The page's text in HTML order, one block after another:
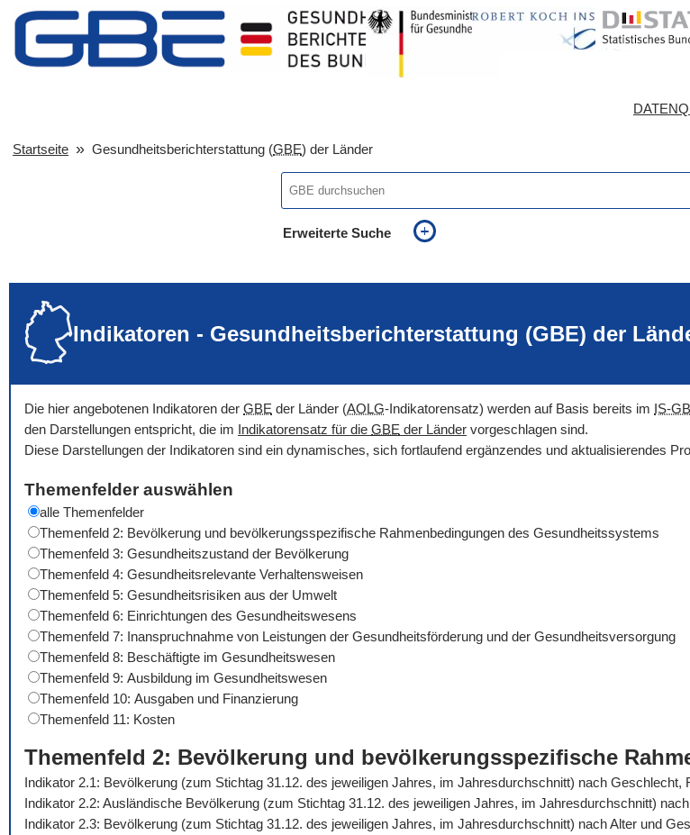
Startseite Gesundheitsberichterstattung (GBE) der Länder
Erweiterte Suche
Indikatoren - Gesundheitsberichterstattung (GBE) der
Die hier angebotenen Indikatoren der GBE der Länder (AOLG-Indikatorensatz) werden auf Basis bereits im IS-
den Darstellungen entspricht, die im Indikatorensatz für die GBE der Länder vorgeschlagen sind.
Diese Darstellungen der Indikatoren sind ein dynamisches, sich fortlaufend ergänzendes und aktualisierendes
Themenfelder auswählen
alle Themenfelder
Themenfeld 2: Bevölkerung und bevölkerungsspezifische Rahmenbedingungen des Gesundheitssystems
Themenfeld 3: Gesundheitszustand der Bevölkerung
Themenfeld 4: Gesundheitsrelevante Verhaltensweisen
Themenfeld 5: Gesundheitsrisiken aus der Umwelt
Themenfeld 6: Einrichtungen des Gesundheitswesens
Themenfeld 7: Inanspruchnahme von Leistungen der Gesundheitsförderung und der Gesundheitsversorgung
Themenfeld 8: Beschäftigte im Gesundheitswesen
Themenfeld 9: Ausbildung im Gesundheitswesen
Themenfeld 10: Ausgaben und Finanzierung
Themenfeld 11: Kosten
Themenfeld 2: Bevölkerung und bevölkerungsspezifische
Indikator 2.1: Bevölkerung (zum Stichtag 31.12. des jeweiligen Jahres, im Jahresdurchschnitt) nach Geschlecht,
Indikator 2.2: Ausländische Bevölkerung (zum Stichtag 31.12. des jeweiligen Jahres, im Jahresdurchschnitt)
Indikator 2.3: Bevölkerung (zum Stichtag 31.12. des jeweiligen Jahres, im Jahresdurchschnitt) nach Alter und